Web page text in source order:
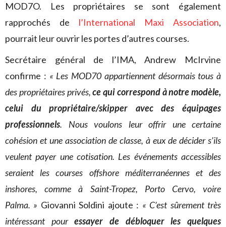
MOD7O. Les propriétaires se sont également
rapprochés de l’International Maxi Association,
pourrait leur ouvrir les portes d’autres courses.
Secrétaire général de l’IMA, Andrew McIrvine
confirme : « Les MOD70 appartiennent désormais tous à
des propriétaires privés,ce qui correspond à notre modèle,
celui du propriétaire/skipper avec des équipages
professionnels. Nous voulons leur offrir une certaine
cohésion et une association de classe, à eux de décider s’ils
veulent payer une cotisation. Les événements accessibles
seraient les courses offshore méditerranéennes et des
inshores, comme à Saint-Tropez, Porto Cervo, voire
Palma. » Giovanni Soldini ajoute : « C’est sûrement très
intéressant pouressayer de débloquer les quelques